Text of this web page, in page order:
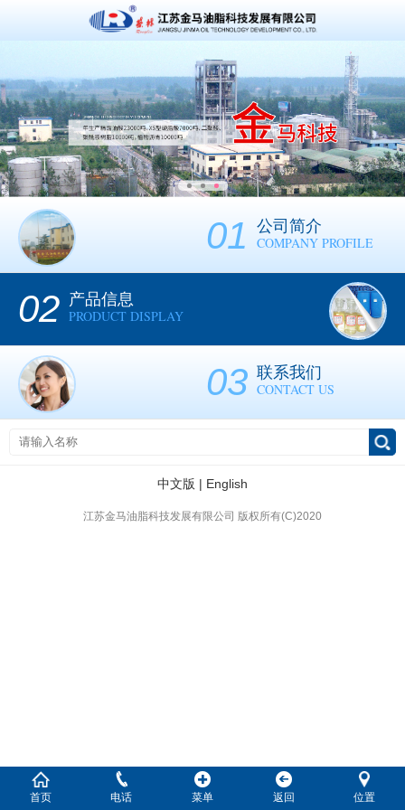
01 公司简介
COMPANY PROFILE
02 产品信息
PRODUCT DISPLAY
03 联系我们
CONTACT US
中文版 | English
江苏金马油脂科技发展有限公司 版权所有(C)2020
首页 电话 菜单 返回 位置